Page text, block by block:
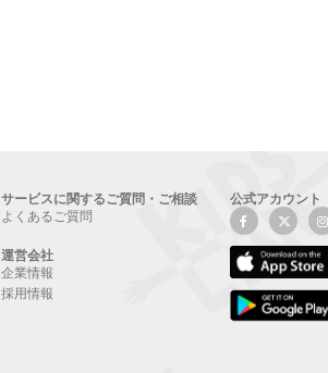
サービスに関するご質問・ご相談
よくあるご質問
運営会社
企業情報
採用情報
公式アカウント